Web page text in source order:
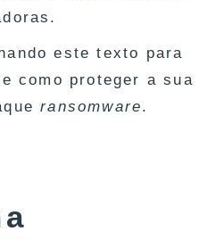
este texto para
como proteger a sua
ransomware.